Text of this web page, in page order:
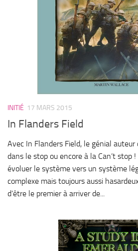
INITIÉ 17 MARS 2015
In Flanders Field
Avec In Flanders Field, le génial auteur
dans le stop ou encore à la Can’t stop
évoluer le système vers un système
complexe mais toujours aussi
d’être le premier à arriver de...